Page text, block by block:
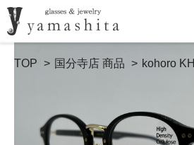
TOP 国分寺店 商品 kohoro